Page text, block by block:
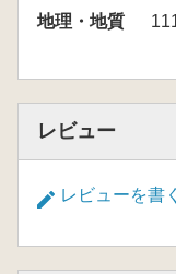
地理・地質
レビュー
レビューを書く